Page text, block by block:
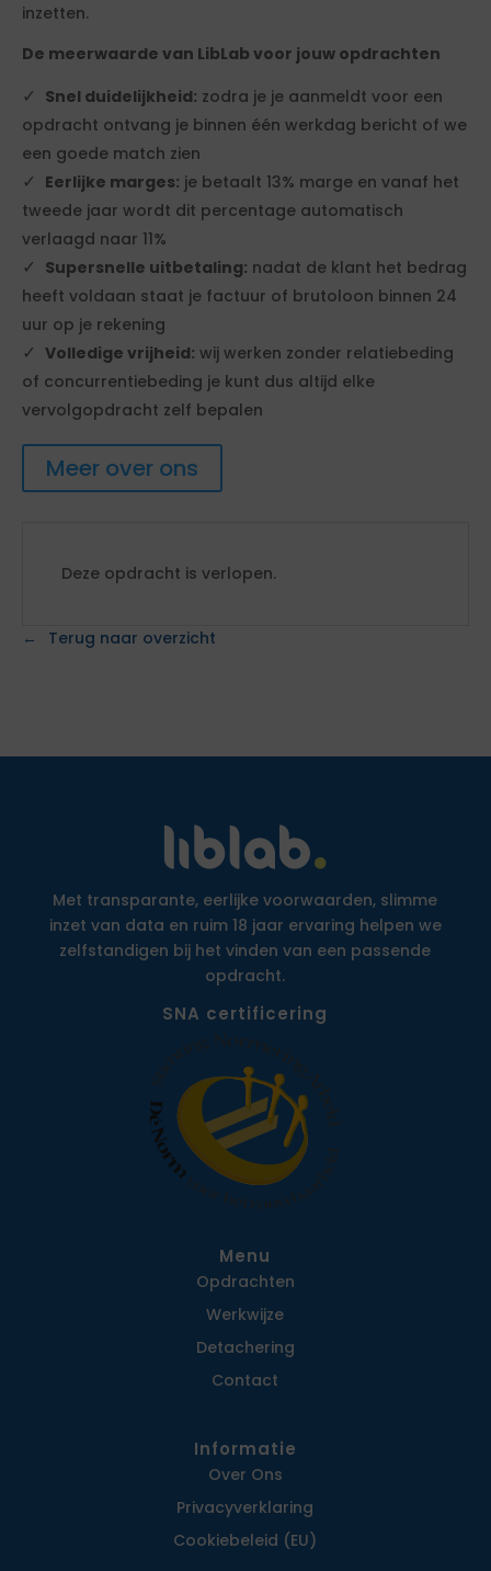
inzetten.
De meerwaarde van LibLab voor jouw opdrachten
Snel duidelijkheid: zodra je je aanmeldt voor een
opdracht ontvang je binnen één werkdag bericht of we
een goede match zien
Eerlijke marges: je betaalt 13% marge en vanaf het
tweede jaar wordt dit percentage automatisch
verlaagd naar 11%
Supersnelle uitbetaling: nadat de klant het bedrag
heeft voldaan staat je factuur of brutoloon binnen 24
uur op je rekening
Volledige vrijheid: wij werken zonder relatiebeding
of concurrentiebeding je kunt dus altijd elke
vervolgopdracht zelf bepalen
Meer over ons
Deze opdracht is verlopen.
Terug naar overzicht
Met transparante, eerlijke voorwaarden, slimme
inzet van data en ruim 18 jaar ervaring helpen we
zelfstandigen bij het vinden van een passende
opdracht.
SNA certificering
Menu
Opdrachten
Werkwijze
Detachering
Contact
Informatie
Over Ons
Privacy­verklaring
Cookiebeleid (EU)